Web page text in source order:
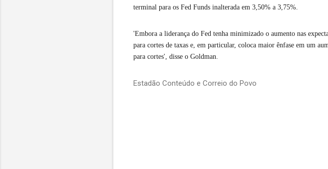
terminal para os Fed Funds inalterada em 3,50% a 3,75%.
'Embora a liderança do Fed tenha minimizado o aumento nas
para cortes de taxas e, em particular, coloca maior ênfase em um
para cortes', disse o Goldman.
Estadão Conteúdo e Correio do Povo